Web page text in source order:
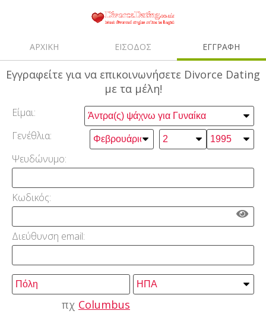
ΑΡΧΙΚΗ ΕΙΣΟΔΟΣ ΕΓΓΡΑΦΗ
Εγγραφείτε για να επικοινωνήσετε Divorce Dating
με τα μέλη!
Είμαι:
Γενέθλια:
Ψευδώνυμο:
Κωδικός:
Διεύθυνση email:
πχ Columbus